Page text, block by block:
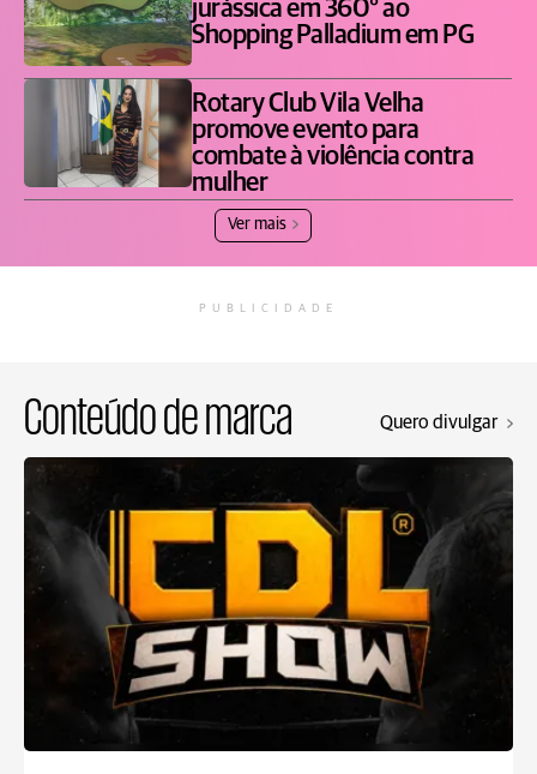
jurássica em 360° ao
Shopping Palladium em PG
Rotary Club Vila Velha
promove evento para
combate à violência contra
mulher
Ver mais
PUBLICIDADE
Conteúdo de marca Quero divulgar